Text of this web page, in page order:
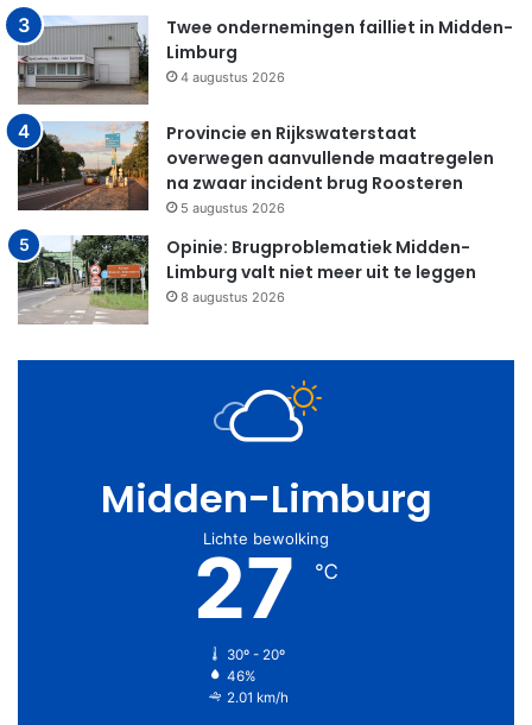
Twee ondernemingen failliet in Midden-
Limburg
4 augustus 2026
Provincie en Rijkswaterstaat
overwegen aanvullende maatregelen
na zwaar incident brug Roosteren
5 augustus 2026
Opinie: Brugproblematiek Midden-
Limburg valt niet meer uit te leggen
8 augustus 2026
Midden-Limburg
Lichte bewolking
27 ℃
30º - 20º
46%
2.01 km/h